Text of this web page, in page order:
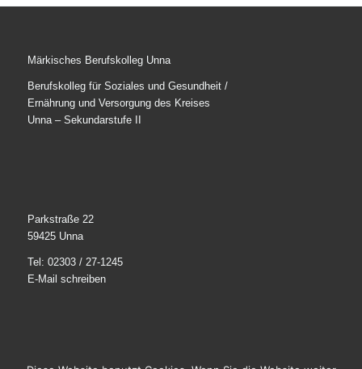
Märkisches Berufskolleg Unna
Berufskolleg für Soziales und Gesundheit /
Ernährung und Versorgung des Kreises
Unna – Sekundarstufe II
Parkstraße 22
59425 Unna
Tel: 02303 / 27-1245
E-Mail schreiben